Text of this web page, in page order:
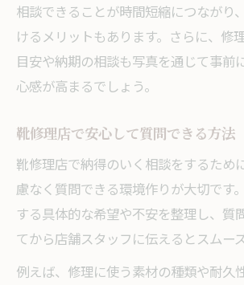
相談できることが時間短縮につながり
けるメリットもあります。さらに、修
目安や納期の相談も写真を通じて事前
心感が高まるでしょう。
靴修理店で安心して質問できる方法
靴修理店で納得のいく相談をするため
慮なく質問できる環境作りが大切です
する具体的な希望や不安を整理し、質
てから店舗スタッフに伝えるとスムーズ
例えば、修理に使う素材の種類や耐久